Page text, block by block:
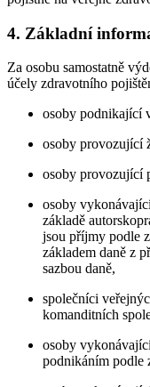
4. Základní
Za osobu samostatně
účely zdravotního
osoby podnikající
osoby provozující
osoby provozující
osoby
základě
jsou příjmy podle
základem daně z
sazbou daně,
společníci
komanditních
osoby
podnikáním podle